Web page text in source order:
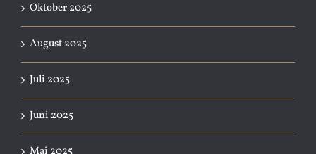
Oktober 2025
August 2025
Juli 2025
Juni 2025